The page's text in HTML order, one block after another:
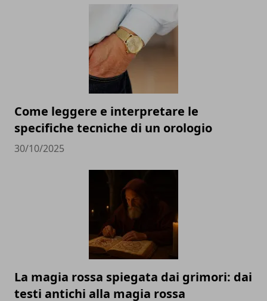
Come leggere e interpretare le
specifiche tecniche di un orologio
30/10/2025
La magia rossa spiegata dai grimori: dai
testi antichi alla magia rossa